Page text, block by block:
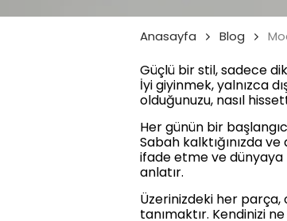
Anasayfa Blog
Güçlü bir stil, sadece
İyi giyinmek, yalnızca
olduğunuzu, nasıl
Her günün bir
Sabah kalktığınızda
ifade etme ve dünyaya
anlatır.
Üzerinizdeki her parça,
tanımaktır. Kendinizi